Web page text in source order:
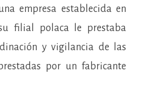
empresa establecida en
filial polaca le prestaba
y vigilancia de las
por un fabricante